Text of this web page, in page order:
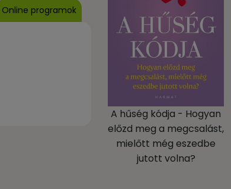
Online programok
A hűség kódja - Hogyan
előzd meg a megcsalást,
mielőtt még eszedbe
jutott volna?